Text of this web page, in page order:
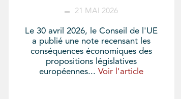
21 MAI 2026
Le 30 avril 2026, le Conseil de l'UE
a publié une note recensant les
conséquences économiques des
propositions législatives
européennes...Voir l'article